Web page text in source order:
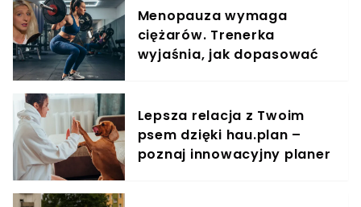
Menopauza wymaga
ciężarów. Trenerka
wyjaśnia, jak dopasować
Lepsza relacja z Twoim
psem dzięki hau.plan –
poznaj innowacyjny planer